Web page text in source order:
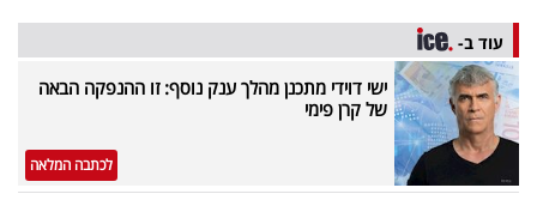
עוד ב-
ישי דוידי מתכנן מהלך ענק נוסף: זו ההנפקה הבאה
של קרן פימי
לכתבה המלאה